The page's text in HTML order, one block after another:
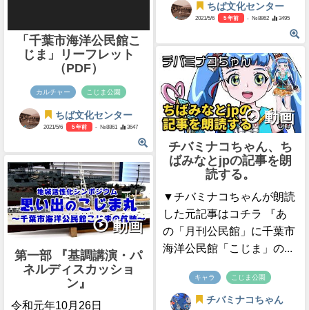
ちば文化センター
2021/5/6 5 年前 - №8862 3495
「千葉市海洋公民館こ
じま」リーフレット
（PDF）
カルチャー こじま公園
ちば文化センター
2021/5/6 5 年前 - №8861 3647
動画
チバミナコちゃん、ち
ばみなとjpの記事を朗
読する。
▼チバミナコちゃんが朗読
した元記事はコチラ 『あ
の「月刊公民館」に千葉市
海洋公民館「こじま」の...
キャラ こじま公園
チバミナコちゃん
動画
第一部 『基調講演・パ
ネルディスカッショ
ン』
令和元年10月26日